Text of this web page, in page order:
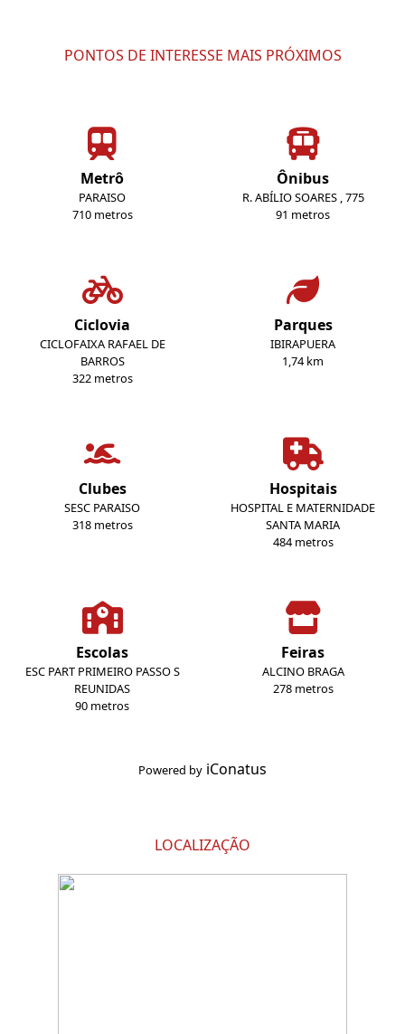
PONTOS DE INTERESSE MAIS PRÓXIMOS
Metrô
PARAISO
710 metros
Ônibus
R. ABÍLIO SOARES , 775
91 metros
Ciclovia
CICLOFAIXA RAFAEL DE
BARROS
322 metros
Parques
IBIRAPUERA
1,74 km
Clubes
SESC PARAISO
318 metros
Hospitais
HOSPITAL E MATERNIDADE
SANTA MARIA
484 metros
Escolas
ESC PART PRIMEIRO PASSO S
REUNIDAS
90 metros
Feiras
ALCINO BRAGA
278 metros
Powered by iConatus
LOCALIZAÇÃO